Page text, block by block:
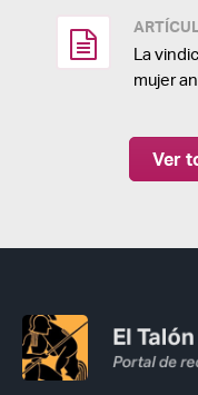
La
mujer
Ver